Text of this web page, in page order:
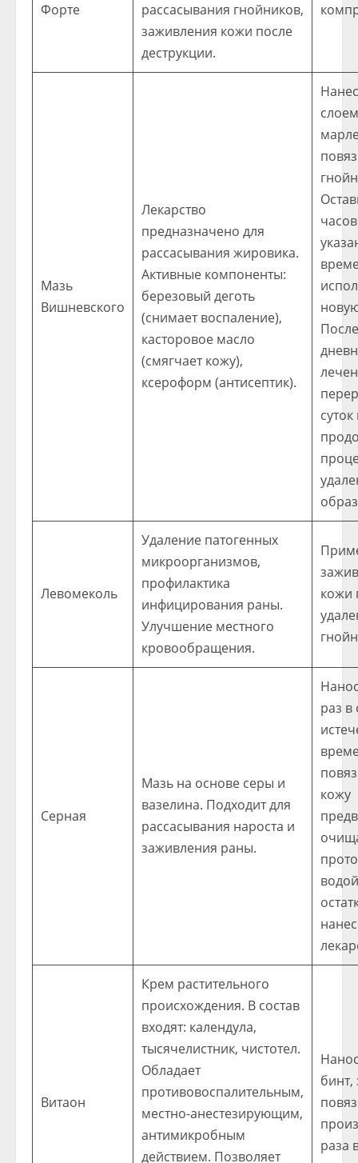
Форте
рассасывания гнойников,
заживления кожи после
деструкции.
Мазь
Вишневского
Лекарство
предназначено для
рассасывания жировика.
Активные компоненты:
березовый деготь
(снимает воспаление),
касторовое масло
(смягчает кожу),
ксероформ (антисептик).
слоем
суток
Левомеколь
Удаление патогенных
микроорганизмов,
профилактика
инфицирования раны.
Улучшение местного
кровообращения.
кожи
Серная
Мазь на основе серы и
вазелина. Подходит для
рассасывания нароста и
заживления раны.
раз в
кожу
Витаон
Крем растительного
происхождения. В состав
входят: календула,
тысячелистник, чистотел.
Обладает
противовоспалительным,
местно-анестезирующим,
антимикробным
действием. Позволяет
бинт,
раза